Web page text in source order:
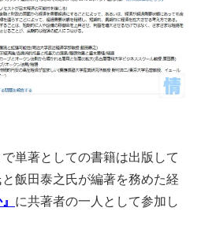
単著としての書籍は出版して
飯田泰之氏が編著を務めた経
に共著者の一人として参加し